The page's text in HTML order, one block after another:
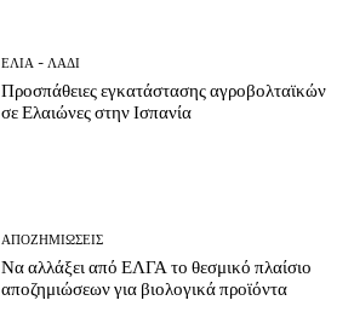
ΕΛΙΆ - ΛΆΔΙ
Προσπάθειες εγκατάστασης αγροβολταϊκών
σε Ελαιώνες στην Ισπανία
ΑΠΟΖΗΜΙΏΣΕΙΣ
Να αλλάξει από ΕΛΓΑ το θεσμικό πλαίσιο
αποζημιώσεων για βιολογικά προϊόντα